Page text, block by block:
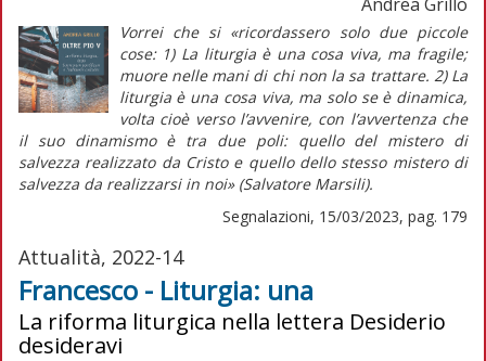
Vorrei che si «ricordassero solo due piccole
cose: 1) La liturgia è una cosa viva, ma fragile;
muore nelle mani di chi non la sa trattare. 2) La
liturgia è una cosa viva, ma solo se è dinamica,
volta cioè verso l’avvenire, con l’avvertenza che
il suo dinamismo è tra due poli: quello del mistero di
salvezza realizzato da Cristo e quello dello stesso mistero di
salvezza da realizzarsi in noi» (Salvatore Marsili).
Segnalazioni, 15/03/2023, pag. 179
Attualità, 2022-14
Francesco - Liturgia: una
La riforma liturgica nella lettera Desiderio
desideravi